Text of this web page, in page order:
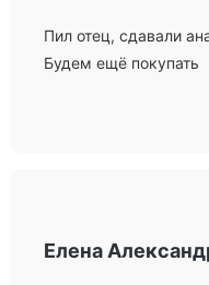
Пил отец, сдавали
Будем ещё покупать
Елена